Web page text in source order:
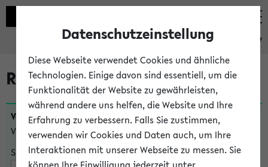
eKVV
Raumänderungen
Veranstaltungen , bei denen sich nach dem23.07.2026
Veranstaltungsorte geändert haben:
Suche:
Datenschutzeinstellung
Diese Webseite verwendet Cookies und ähnliche
Technologien. Einige davon sind essentiell, um die
Funktionalität der Website zu gewährleisten,
während andere uns helfen, die Website und Ihre
Erfahrung zu verbessern. Falls Sie zustimmen,
verwenden wir Cookies und Daten auch, um Ihre
Interaktionen mit unserer Webseite zu messen. Sie